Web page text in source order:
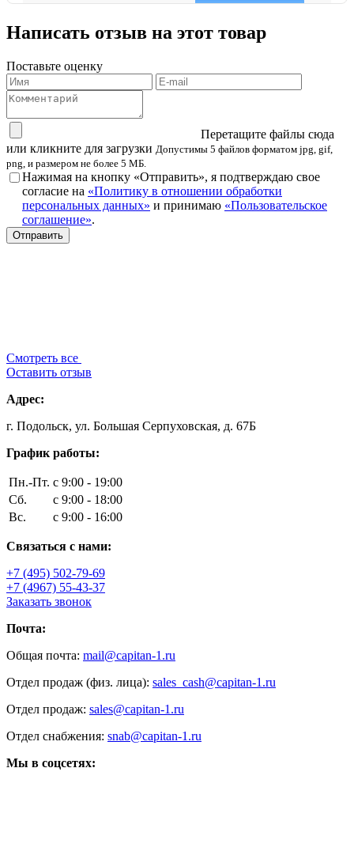
Написать отзыв на этот товар
Поставьте оценку
Перетащите файлы сюда
или кликните для загрузки Допустимы 5 файлов форматом jpg, gif,
png, и размером не более 5 МБ.
Нажимая на кнопку «Отправить», я подтверждаю свое
согласие на «Политику в отношении обработки
персональных данных» и принимаю «Пользовательское
соглашение».
Смотреть все
Оставить отзыв
Адрес:
г. Подольск, ул. Большая Серпуховская, д. 67Б
График работы:
Пн.-Пт. с 9:00 - 19:00
Сб.
с 9:00 - 18:00
Вс.
с 9:00 - 16:00
Связаться с нами:
+7 (495) 502-79-69
+7 (4967) 55-43-37
Заказать звонок
Почта:
Общая почта: mail@capitan-1.ru
Отдел продаж (физ. лица): sales_cash@capitan-1.ru
Отдел продаж: sales@capitan-1.ru
Отдел снабжения: snab@capitan-1.ru
Мы в соцсетях: